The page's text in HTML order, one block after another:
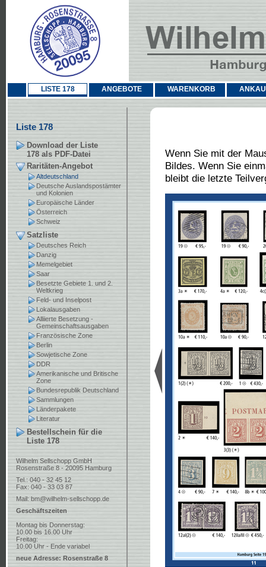
LISTE 178 ANGEBOTE WARENKORB
Liste 178
Download der Liste
178 als PDF-Datei
Raritäten-Angebot
Altdeutschland
Deutsche Auslandspostämter
und Kolonien
Europäische Länder
Österreich
Schweiz
Satzliste
Deutsches Reich
Danzig
Memelgebiet
Saar
Besetzte Gebiete 1. und 2.
Weltkrieg
Feld- und Inselpost
Lokalausgaben
Alliierte Besetzung -
Gemeinschaftsausgaben
Französische Zone
Berlin
Sowjetische Zone
DDR
Amerikanische und Britische
Zone
Bundesrepublik Deutschland
Sammlungen
Länderpakete
Literatur
Bestellschein für die
Liste 178
Wilhelm Sellschopp GmbH
Rosenstraße 8 - 20095 Hamburg
Tel.: 040 - 32 45 12
Fax: 040 - 33 03 87
Mail: bm@wilhelm-sellschopp.de
Geschäftszeiten
Montag bis Donnerstag:
10.00 bis 16.00 Uhr
Freitag:
10.00 Uhr - Ende variabel
neue Adresse: Rosenstraße 8
Wenn Sie mit der
Bildes. Wenn Sie
bleibt die letzte